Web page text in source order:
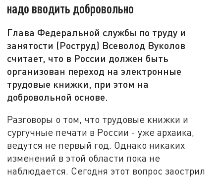
надо вводить добровольно
Глава Федеральной службы по труду и
занятости (Роструд) Всеволод Вуколов
считает, что в России должен быть
организован переход на электронные
трудовые книжки, при этом на
добровольной основе.
Разговоры о том, что трудовые книжки и
сургучные печати в России - уже архаика,
ведутся не первый год. Однако никаких
изменений в этой области пока не
наблюдается. Сегодня этот вопрос заострил